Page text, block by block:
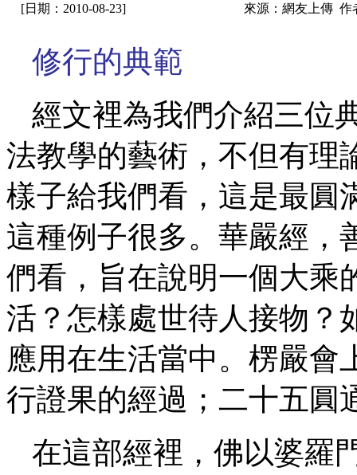
[日期：2010-08-23] 來源：網友上傳 作
修行的典範
經文裡為我們介紹三位
法教學的藝術，不但有理
樣子給我們看，這是最圓
這種例子很多。華嚴經，
們看，旨在說明一個大乘
活？怎樣處世待人接物？
應用在生活當中。楞嚴會
行證果的經過；二十五圓
在這部經裡，佛以婆羅